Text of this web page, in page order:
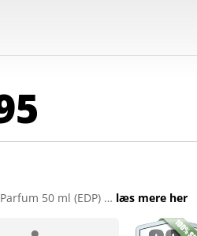
50 ml (EDP) … læs mere her